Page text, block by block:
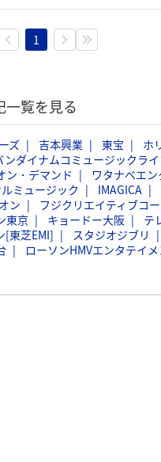
1
覧を見る
ズ 吉本興業 東宝 ホ
ンダイナムコミュージックラ
ン・デマンド ワタナベエ
ミュージック IMAGICA
ン フジクリエイティブコ
東京 キョードー大阪 テ
[東芝EMI] スタジオジブリ
ローソンHMVエンタテイメ